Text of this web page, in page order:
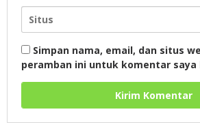
Simpan nama, email, dan situs
peramban ini untuk komentar